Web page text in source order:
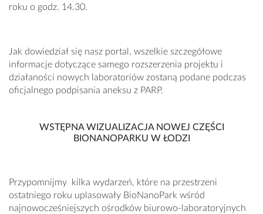
roku o godz. 14.30.
Jak dowiedział się nasz portal, wszelkie szczegółowe
informacje dotyczące samego rozszerzenia projektu i
działaności nowych laboratoriów zostaną podane podczas
oficjalnego podpisania aneksu z PARP.
WSTĘPNA WIZUALIZACJA NOWEJ CZĘŚCI
BIONANOPARKU W ŁODZI
Przypomnijmy kilka wydarzeń, które na przestrzeni
ostatniego roku uplasowały BioNanoPark wśród
najnowocześniejszych ośrodków biurowo-laboratoryjnych